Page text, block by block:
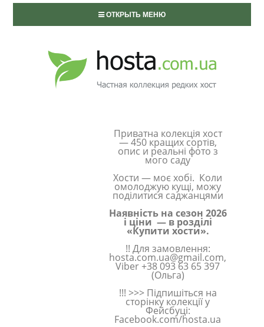
ОТКРЫТЬ МЕНЮ
Приватна колекція хост
— 450 кращих сортів,
опис и реальні фото з
мого саду
Хости — моє хобі. Коли
омолоджую кущі, можу
поділитися саджанцями
Наявність на сезон 2026
і ціни — в розділі
«Купити хости».
!! Для замовлення:
hosta.com.ua@gmail.com,
Viber +38 093 63 65 397
(Ольга)
!!! >>> Підпишіться на
сторінку колекції у
Фейсбуці:
Facebook.com/hosta.ua